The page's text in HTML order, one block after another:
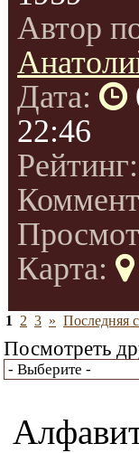
Автор
Дата:
22:46
Карта:
1 2 3 » Последняя
Посмотреть